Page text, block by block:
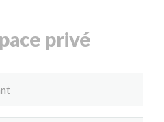
privé